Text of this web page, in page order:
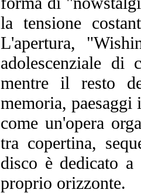
la tensione
L'apertura,
adolescenziale di
mentre il resto
memoria,
come un'opera
tra copertina,
disco è dedicato
proprio orizzonte.